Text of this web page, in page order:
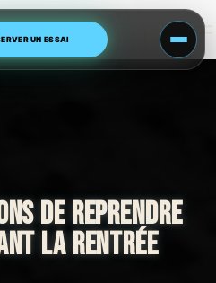
UN ESSAI
Human Blossom CrossFit
DE REPRENDRE
LA RENTRÉE